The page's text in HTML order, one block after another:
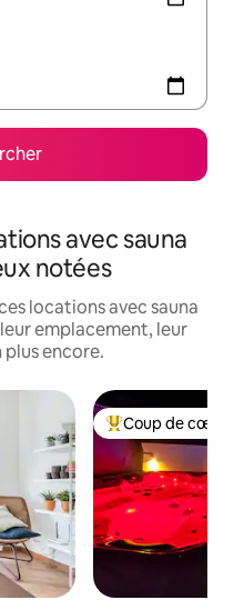
avec sauna
notées
locations avec sauna
emplacement, leur
encore.
Coups de cœur
Coup de cœur